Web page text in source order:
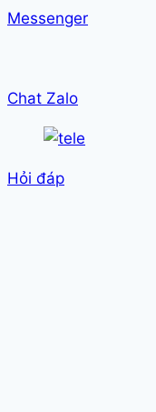
Messenger
Chat Zalo
Hỏi đáp